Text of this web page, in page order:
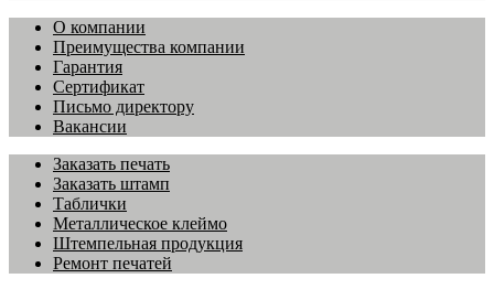
О компании
Преимущества компании
Гарантия
Сертификат
Письмо директору
Вакансии
Заказать печать
Заказать штамп
Таблички
Металлическое клеймо
Штемпельная продукция
Ремонт печатей